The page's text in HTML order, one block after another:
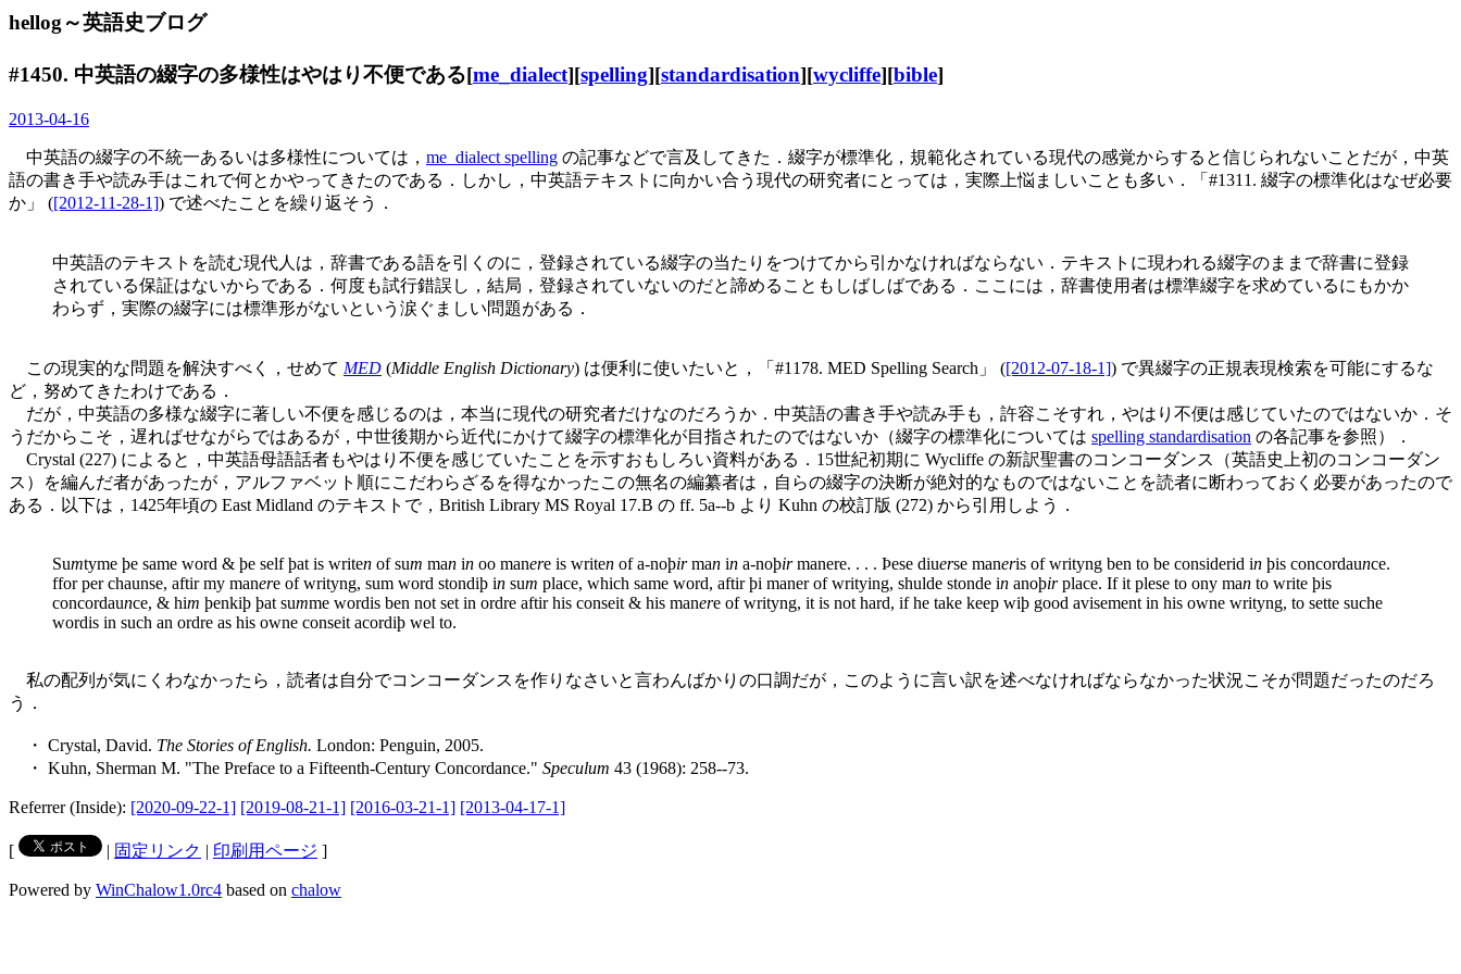
hellog～英語史ブログ
#1450. 中英語の綴字の多様性はやはり不便である[me_dialect][spelling][standardisation][wycliffe][bible]
2013-04-16
中英語の綴字の不統一あるいは多様性については， me_dialect spelling の記事などで言及してきた．綴字が標準化，規範化されている現代の感覚からすると信じられないことだが，中英
語の書き手や読み手はこれで何とかやってきたのである．しかし，中英語テキストに向かい合う現代の研究者にとっては，実際上悩ましいことも多い．「#1311. 綴字の標準化はなぜ必要
か」 ([2012-11-28-1]) で述べたことを繰り返そう．
中英語のテキストを読む現代人は，辞書である語を引くのに，登録されている綴字の当たりをつけてから引かなければならない．テキストに現われる綴字のままで辞書に登録
されている保証はないからである．何度も試行錯誤し，結局，登録されていないのだと諦めることもしばしばである．ここには，辞書使用者は標準綴字を求めているにもかか
わらず，実際の綴字には標準形がないという涙ぐましい問題がある．
この現実的な問題を解決すべく，せめて MED (Middle English Dictionary) は便利に使いたいと，「#1178. MED Spelling Search」 ([2012-07-18-1]) で異綴字の正規表現検索を可能にするな
ど，努めてきたわけである．
だが，中英語の多様な綴字に著しい不便を感じるのは，本当に現代の研究者だけなのだろうか．中英語の書き手や読み手も，許容こそすれ，やはり不便は感じていたのではないか．そ
うだからこそ，遅ればせながらではあるが，中世後期から近代にかけて綴字の標準化が目指されたのではないか（綴字の標準化については spelling standardisation の各記事を参照）．
Crystal (227) によると，中英語母語話者もやはり不便を感じていたことを示すおもしろい資料がある．15世紀初期に Wycliffe の新訳聖書のコンコーダンス（英語史上初のコンコーダン
ス）を編んだ者があったが，アルファベット順にこだわらざるを得なかったこの無名の編纂者は，自らの綴字の決断が絶対的なものではないことを読者に断わっておく必要があったので
ある．以下は，1425年頃の East Midland のテキストで，British Library MS Royal 17.B の ff. 5a--b より Kuhn の校訂版 (272) から引用しよう．
Sumtyme þe same word & þe self þat is writen of sum man in oo manere is writen of a-noþirman in a-noþirmanere. . . . Þese diuerse maneris of writyng ben to be considerid in þis concordaunce.
ffor per chaunse, aftir my manere of writyng, sum word stondiþ in sum place, which same word, aftir þi maner of writying, shulde stonde in anoþirplace. If it plese to ony man to write þis
concordaunce, & him þenkiþ þat summe wordis ben not set in ordre aftir his conseit & his manere of writyng, it is not hard, if he take keep wiþ good avisement in his owne writyng, to sette suche
wordis in such an ordre as his owne conseit acordiþ wel to.
私の配列が気にくわなかったら，読者は自分でコンコーダンスを作りなさいと言わんばかりの口調だが，このように言い訳を述べなければならなかった状況こそが問題だったのだろ
う．
・ Crystal, David. The Stories of English. London: Penguin, 2005.
・ Kuhn, Sherman M. "The Preface to a Fifteenth-Century Concordance." Speculum 43 (1968): 258--73.
Referrer (Inside): [2020-09-22-1] [2019-08-21-1] [2016-03-21-1] [2013-04-17-1]
[ | 固定リンク | 印刷用ページ ]
Powered by WinChalow1.0rc4 based on chalow